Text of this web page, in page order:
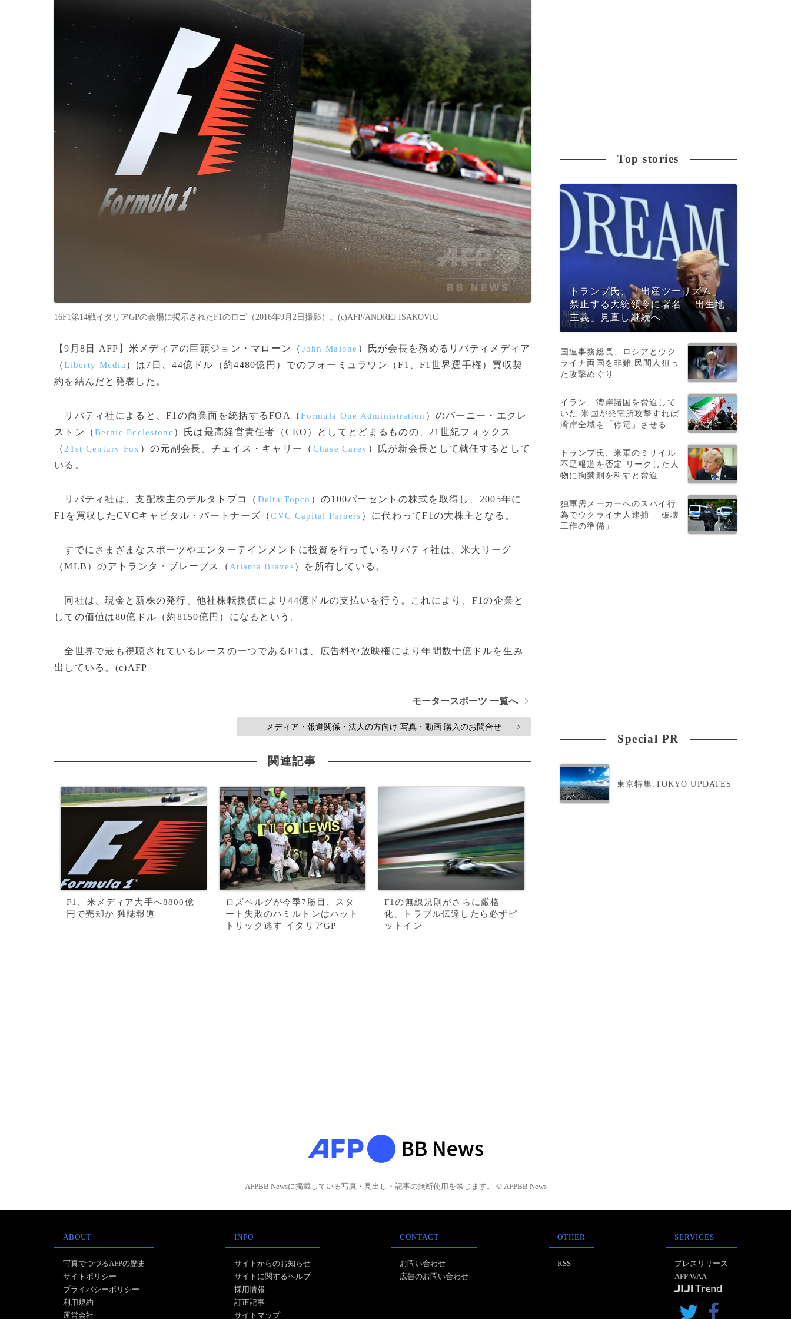
16F1第14戦イタリアGPの会場に掲示されたF1のロゴ（2016年9月2日撮影）。(c)AFP/ANDREJ ISAKOVIC
【9月8日 AFP】米メディアの巨頭ジョン・マローン（ John Malone ）氏が会長を務めるリバティメディア
（Liberty Media ）は7日、44億ドル（約4480億円）でのフォーミュラワン（F1、F1世界選手権）買収契
約を結んだと発表した。
リバティ社によると、F1の商業面を統括するFOA（Formula One Administration ）のバーニー・エクレ
ストン（Bernie Ecclestone ）氏は最高経営責任者（CEO）としてとどまるものの、21世紀フォックス
（ 21st Century Fox ）の元副会長、チェイス・キャリー（ Chase Carey ）氏が新会長として就任するとして
いる。
リバティ社は、支配株主のデルタトプコ（ Delta Topco ）の100パーセントの株式を取得し、2005年に
F1を買収したCVCキャピタル・パートナーズ（CVC Capital Parners ）に代わってF1の大株主となる。
すでにさまざまなスポーツやエンターテインメントに投資を行っているリバティ社は、米大リーグ
（MLB）のアトランタ・ブレーブス（ Atlanta Braves）を所有している。
同社は、現金と新株の発行、他社株転換債により44億ドルの支払いを行う。これにより、F1の企業と
しての価値は80億ドル（約8150億円）になるという。
全世界で最も視聴されているレースの一つであるF1は、広告料や放映権により年間数十億ドルを生み
出している。(c)AFP
モータースポーツ 一覧へ >
メディア・報道関係・法人の方向け 写真・動画 購入のお問合せ >
関連記事
F1、米メディア大手へ8800億
円で売却か 独誌報道
ロズベルグが今季7勝目、スタ
ート失敗のハミルトンはハット
トリック逃す イタリアGP
F1の無線規則がさらに厳格
化、トラブル伝達したら必ずピ
ットイン
Top stories
トランプ氏、「出産ツーリズム」
禁止する大統領令に署名 「出生地
主義」見直し継続へ
国連事務総長、ロシアとウク
ライナ両国を非難 民間人狙っ
た攻撃めぐり
イラン、湾岸諸国を脅迫して
いた 米国が発電所攻撃すれば
湾岸全域を「停電」させる
トランプ氏、米軍のミサイル
不足報道を否定 リークした人
物に拘禁刑を科すと脅迫
独軍需メーカーへのスパイ行
為でウクライナ人逮捕 「破壊
工作の準備」
Special PR
東京特集:TOKYO UPDATES
AFPBB Newsに掲載している写真・見出し・記事の無断使用を禁じます。 © AFPBB News
ABOUT
写真でつづるAFPの歴史
サイトポリシー
プライバシーポリシー
利用規約
運営会社
INFO
サイトからのお知らせ
サイトに関するヘルプ
採用情報
訂正記事
サイトマップ
CONTACT
お問い合わせ
広告のお問い合わせ
OTHER
RSS
SERVICES
プレスリリース
AFP WAA